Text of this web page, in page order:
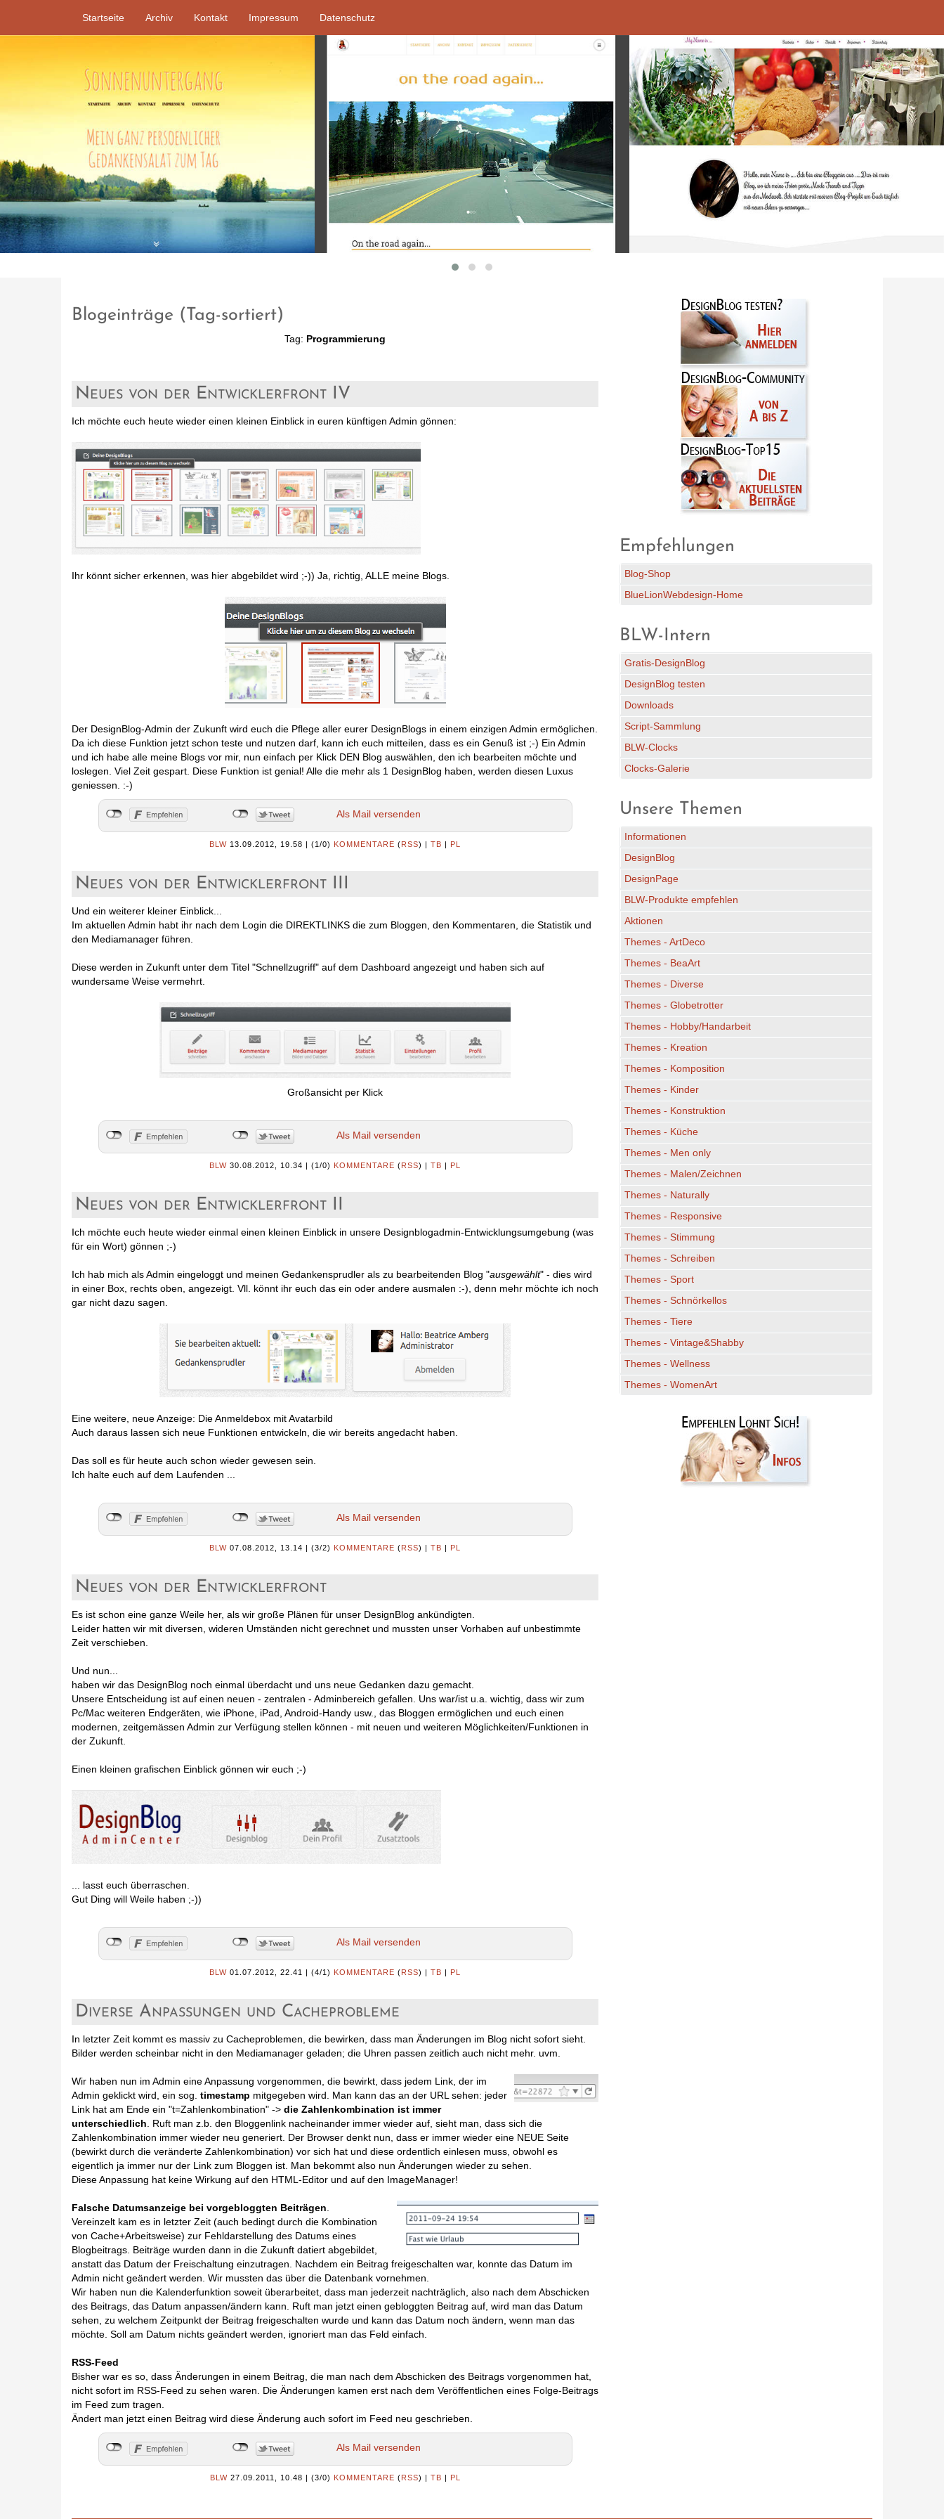
Startseite Archiv Kontakt Impressum Datenschutz
Blogeinträge (Tag-sortiert)
Tag: Programmierung
Neues von der Entwicklerfront IV
Ich möchte euch heute wieder einen kleinen Einblick in euren künftigen Admin gönnen:
Ihr könnt sicher erkennen, was hier abgebildet wird ;-)) Ja, richtig, ALLE meine Blogs.
Der DesignBlog-Admin der Zukunft wird euch die Pflege aller eurer DesignBlogs in einem einzigen Admin ermöglichen.
Da ich diese Funktion jetzt schon teste und nutzen darf, kann ich euch mitteilen, dass es ein Genuß ist ;-) Ein Admin
und ich habe alle meine Blogs vor mir, nun einfach per Klick DEN Blog auswählen, den ich bearbeiten möchte und
loslegen. Viel Zeit gespart. Diese Funktion ist genial! Alle die mehr als 1 DesignBlog haben, werden diesen Luxus
geniessen. :-)
Als Mail versenden
BLW 13.09.2012, 19.58 | (1/0) KOMMENTARE (RSS) | TB | PL
Neues von der Entwicklerfront III
Und ein weiterer kleiner Einblick...
Im aktuellen Admin habt ihr nach dem Login die DIREKTLINKS die zum Bloggen, den Kommentaren, die Statistik und
den Mediamanager führen.
Diese werden in Zukunft unter dem Titel "Schnellzugriff" auf dem Dashboard angezeigt und haben sich auf
wundersame Weise vermehrt.
Großansicht per Klick
Als Mail versenden
BLW 30.08.2012, 10.34 (1/0) KOMMENTARE ( RSS) | TB PL
Neues von der Entwicklerfront II
Ich möchte euch heute wieder einmal einen kleinen Einblick in unsere Designblogadmin-Entwicklungsumgebung (was
für ein Wort) gönnen ;-)
Ich hab mich als Admin eingeloggt und meinen Gedankensprudler als zu bearbeitenden Blog "ausgewählt" - dies wird
in einer Box, rechts oben, angezeigt. Vll. könnt ihr euch das ein oder andere ausmalen :-), denn mehr möchte ich noch
gar nicht dazu sagen.
Eine weitere, neue Anzeige: Die Anmeldebox mit Avatarbild
Auch daraus lassen sich neue Funktionen entwickeln, die wir bereits angedacht haben.
Das soll es für heute auch schon wieder gewesen sein.
Ich halte euch auf dem Laufenden ...
Als Mail versenden
BLW 07.08.2012, 13.14 (3/2) KOMMENTARE ( RSS) | TB PL
Neues von der Entwicklerfront
Es ist schon eine ganze Weile her, als wir große Plänen für unser DesignBlog ankündigten.
Leider hatten wir mit diversen, wideren Umständen nicht gerechnet und mussten unser Vorhaben auf unbestimmte
Zeit verschieben.
Und nun...
haben wir das DesignBlog noch einmal überdacht und uns neue Gedanken dazu gemacht.
Unsere Entscheidung ist auf einen neuen - zentralen - Adminbereich gefallen. Uns war/ist u.a. wichtig, dass wir zum
Pc/Mac weiteren Endgeräten, wie iPhone, iPad, Android-Handy usw., das Bloggen ermöglichen und euch einen
modernen, zeitgemässen Admin zur Verfügung stellen können - mit neuen und weiteren Möglichkeiten/Funktionen in
der Zukunft.
Einen kleinen grafischen Einblick gönnen wir euch ;-)
... lasst euch überraschen.
Gut Ding will Weile haben ;-))
Als Mail versenden
BLW 01.07.2012, 22.41 (4/1) KOMMENTARE ( RSS) | TB PL
Diverse Anpassungen und Cacheprobleme
In letzter Zeit kommt es massiv zu Cacheproblemen, die bewirken, dass man Änderungen im Blog nicht sofort sieht.
Bilder werden scheinbar nicht in den Mediamanager geladen; die Uhren passen zeitlich auch nicht mehr. uvm.
Wir haben nun im Admin eine Anpassung vorgenommen, die bewirkt, dass jedem Link, der im
Admin geklickt wird, ein sog. timestamp mitgegeben wird. Man kann das an der URL sehen: jeder
Link hat am Ende ein "t=Zahlenkombination" -> die Zahlenkombination ist immer
unterschiedlich. Ruft man z.b. den Bloggenlink nacheinander immer wieder auf, sieht man, dass sich die
Zahlenkombination immer wieder neu generiert. Der Browser denkt nun, dass er immer wieder eine NEUE Seite
(bewirkt durch die veränderte Zahlenkombination) vor sich hat und diese ordentlich einlesen muss, obwohl es
eigentlich ja immer nur der Link zum Bloggen ist. Man bekommt also nun Änderungen wieder zu sehen.
Diese Anpassung hat keine Wirkung auf den HTML-Editor und auf den ImageManager!
Falsche Datumsanzeige bei vorgebloggten Beiträgen.
Vereinzelt kam es in letzter Zeit (auch bedingt durch die Kombination
von Cache+Arbeitsweise) zur Fehldarstellung des Datums eines
Blogbeitrags. Beiträge wurden dann in die Zukunft datiert abgebildet,
anstatt das Datum der Freischaltung einzutragen. Nachdem ein Beitrag freigeschalten war, konnte das Datum im
Admin nicht geändert werden. Wir mussten das über die Datenbank vornehmen.
Wir haben nun die Kalenderfunktion soweit überarbeitet, dass man jederzeit nachträglich, also nach dem Abschicken
des Beitrags, das Datum anpassen/ändern kann. Ruft man jetzt einen gebloggten Beitrag auf, wird man das Datum
sehen, zu welchem Zeitpunkt der Beitrag freigeschalten wurde und kann das Datum noch ändern, wenn man das
möchte. Soll am Datum nichts geändert werden, ignoriert man das Feld einfach.
RSS-Feed
Bisher war es so, dass Änderungen in einem Beitrag, die man nach dem Abschicken des Beitrags vorgenommen hat,
nicht sofort im RSS-Feed zu sehen waren. Die Änderungen kamen erst nach dem Veröffentlichen eines Folge-Beitrags
im Feed zum tragen.
Ändert man jetzt einen Beitrag wird diese Änderung auch sofort im Feed neu geschrieben.
Als Mail versenden
BLW 27.09.2011, 10.48 (3/0) KOMMENTARE ( RSS) | TB PL
Empfehlungen
Blog-Shop
BlueLionWebdesign-Home
BLW-Intern
Gratis-DesignBlog
DesignBlog testen
Downloads
Script-Sammlung
BLW-Clocks
Clocks-Galerie
Unsere Themen
Informationen
DesignBlog
DesignPage
BLW-Produkte empfehlen
Aktionen
Themes - ArtDeco
Themes - BeaArt
Themes - Diverse
Themes - Globetrotter
Themes - Hobby/Handarbeit
Themes - Kreation
Themes - Komposition
Themes - Kinder
Themes - Konstruktion
Themes - Küche
Themes - Men only
Themes - Malen/Zeichnen
Themes - Naturally
Themes - Responsive
Themes - Stimmung
Themes - Schreiben
Themes - Sport
Themes - Schnörkellos
Themes - Tiere
Themes - Vintage&Shabby
Themes - Wellness
Themes - WomenArt